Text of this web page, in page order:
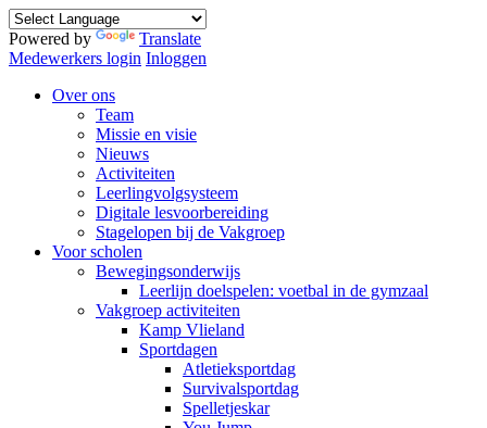
Powered by
Translate
Medewerkers login Inloggen
Over ons
Team
Missie en visie
Nieuws
Activiteiten
Leerlingvolgsysteem
Digitale lesvoorbereiding
Stagelopen bij de Vakgroep
Voor scholen
Bewegingsonderwijs
Leerlijn doelspelen: voetbal in de gymzaal
Vakgroep activiteiten
Kamp Vlieland
Sportdagen
Atletieksportdag
Survivalsportdag
Spelletjeskar